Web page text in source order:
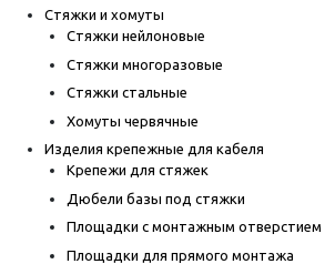
Стяжки и хомуты
Стяжки нейлоновые
Стяжки многоразовые
Стяжки стальные
Хомуты червячные
Изделия крепежные для кабеля
Крепежи для стяжек
Дюбели базы под стяжки
Площадки с монтажным отверстием
Площадки для прямого монтажа